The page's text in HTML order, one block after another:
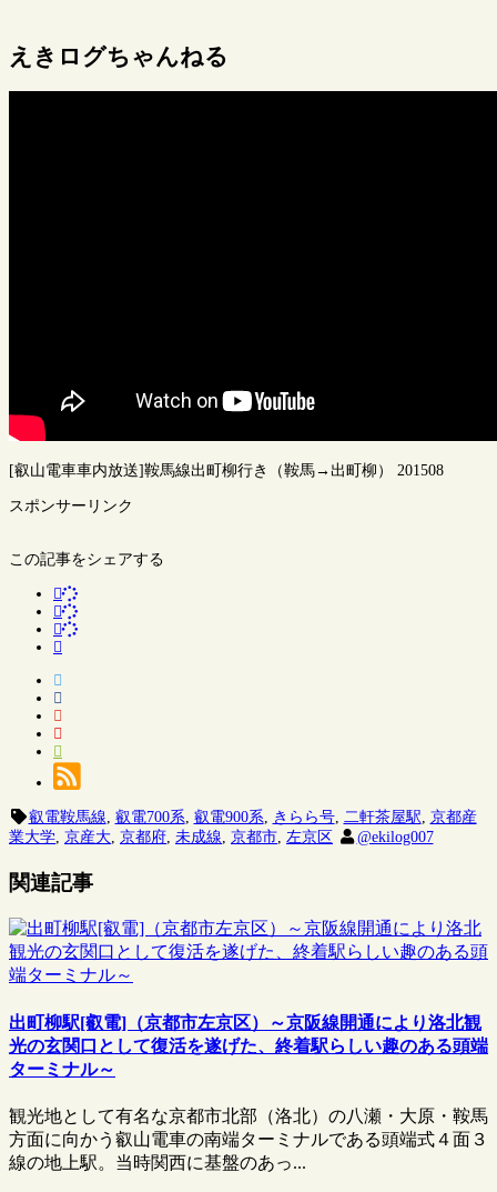
えきログちゃんねる
[叡山電車車内放送]鞍馬線出町柳行き（鞍馬→出町柳） 201508
スポンサーリンク
この記事をシェアする
叡電鞍馬線, 叡電700系, 叡電900系, きらら号, 二軒茶屋駅, 京都産
業大学, 京産大, 京都府, 未成線, 京都市, 左京区 @ekilog007
関連記事
出町柳駅[叡電]（京都市左京区）～京阪線開通により洛北観
光の玄関口として復活を遂げた、終着駅らしい趣のある頭端
ターミナル～
観光地として有名な京都市北部（洛北）の八瀬・大原・鞍馬
方面に向かう叡山電車の南端ターミナルである頭端式４面３
線の地上駅。当時関西に基盤のあっ...